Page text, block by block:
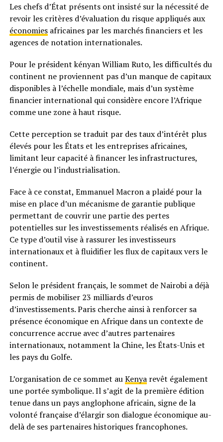
Les chefs d’État présents ont insisté sur la nécessité de
revoir les critères d’évaluation du risque appliqués aux
économiesafricaines par les marchés financiers et les
agences de notation internationales.
Pour le président kényan William Ruto, les difficultés du
continent ne proviennent pas d’un manque de capitaux
disponibles à l’échelle mondiale, mais d’un système
financier international qui considère encore l’Afrique
comme une zone à haut risque.
Cette perception se traduit par des taux d’intérêt plus
élevés pour les États et les entreprises africaines,
limitant leur capacité à financer les infrastructures,
l’énergie ou l’industrialisation.
Face à ce constat, Emmanuel Macron a plaidé pour la
mise en place d’un mécanisme de garantie publique
permettant de couvrir une partie des pertes
potentielles sur les investissements réalisés en Afrique.
Ce type d’outil vise à rassurer les investisseurs
internationaux et à fluidifier les flux de capitaux vers le
continent.
Selon le président français, le sommet de Nairobi a déjà
permis de mobiliser 23 milliards d’euros
d’investissements. Paris cherche ainsi à renforcer sa
présence économique en Afrique dans un contexte de
concurrence accrue avec d’autres partenaires
internationaux, notamment la Chine, les États-Unis et
les pays du Golfe.
L’organisation de ce sommet auKenyarevêt également
une portée symbolique. Il s’agit de la première édition
tenue dans un pays anglophone africain, signe de la
volonté française d’élargir son dialogue économique au-
delà de ses partenaires historiques francophones.